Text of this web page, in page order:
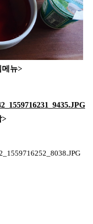
메뉴>
>